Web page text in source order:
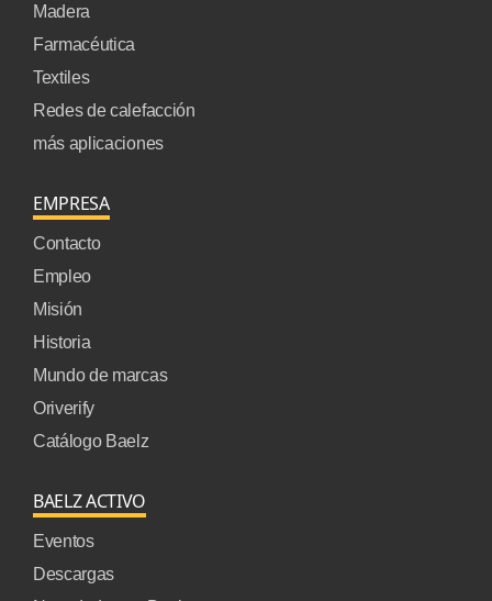
Madera
Farmacéutica
Textiles
Redes de calefacción
más aplicaciones
EMPRESA
Contacto
Empleo
Misión
Historia
Mundo de marcas
Oriverify
Catálogo Baelz
BAELZ ACTIVO
Eventos
Descargas